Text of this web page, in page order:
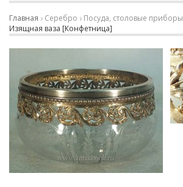
Главная Серебро
Посуда, столовые приборы
Изящная ваза [Конфетница]